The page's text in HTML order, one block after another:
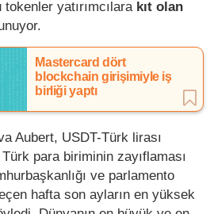
yatırımcılara kıt olan
Mastercard dört
blockchain girişimiyle iş
birliği yaptı
Aubert, USDT-Türk lirası
para biriminin zayıflaması
ve parlamento
hafta son ayların en yüksek